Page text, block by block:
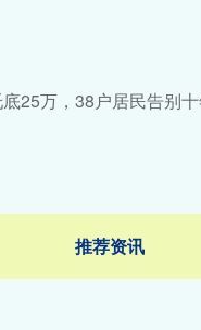
25万，38户居民告别十
推荐资讯